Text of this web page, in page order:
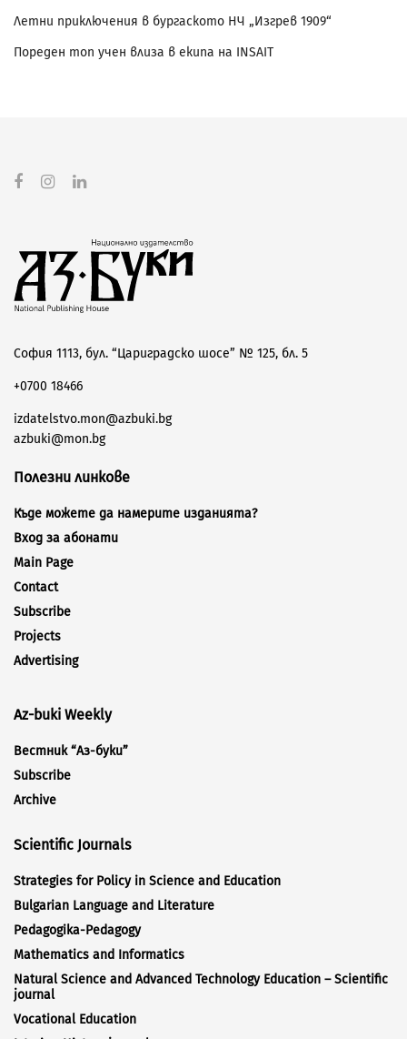
Летни приключения в бургаското НЧ „Изгрев 1909“
Пореден топ учен влиза в екипа на INSAIT
София 1113, бул. “Цариградско шосе” № 125, бл. 5
+0700 18466
izdatelstvo.mon@azbuki.bg
azbuki@mon.bg
Полезни линкове
Къде можете да намерите изданията?
Вход за абонати
Main Page
Contact
Subscribe
Projects
Advertising
Az-buki Weekly
Вестник “Аз-буки”
Subscribe
Archive
Scientific Journals
Strategies for Policy in Science and Education
Bulgarian Language and Literature
Pedagogika-Pedagogy
Mathematics and Informatics
Natural Science and Advanced Technology Education – Scientific
journal
Vocational Education